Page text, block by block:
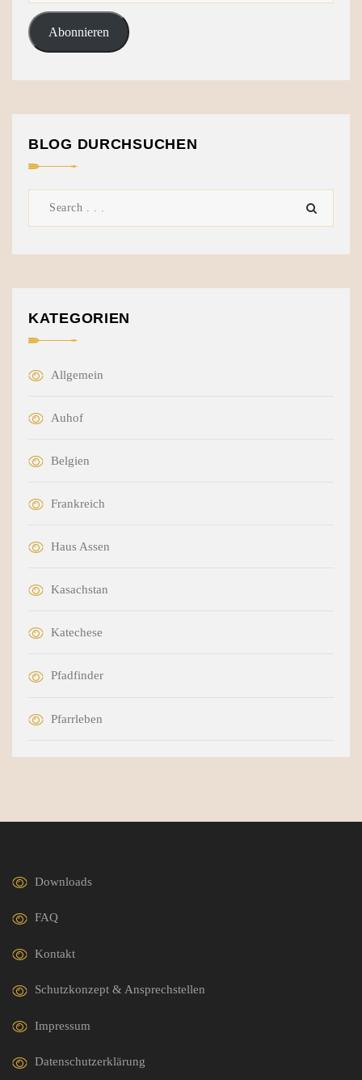
Abonnieren
BLOG DURCHSUCHEN
KATEGORIEN
Allgemein
Auhof
Belgien
Frankreich
Haus Assen
Kasachstan
Katechese
Pfadfinder
Pfarrleben
Downloads
FAQ
Kontakt
Schutzkonzept & Ansprechstellen
Impressum
Datenschutzerklärung